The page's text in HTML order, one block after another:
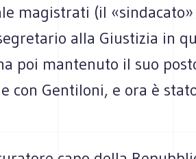
magistrati (il
alla Giustizia in
poi mantenuto il suo
con Gentiloni, e ora è